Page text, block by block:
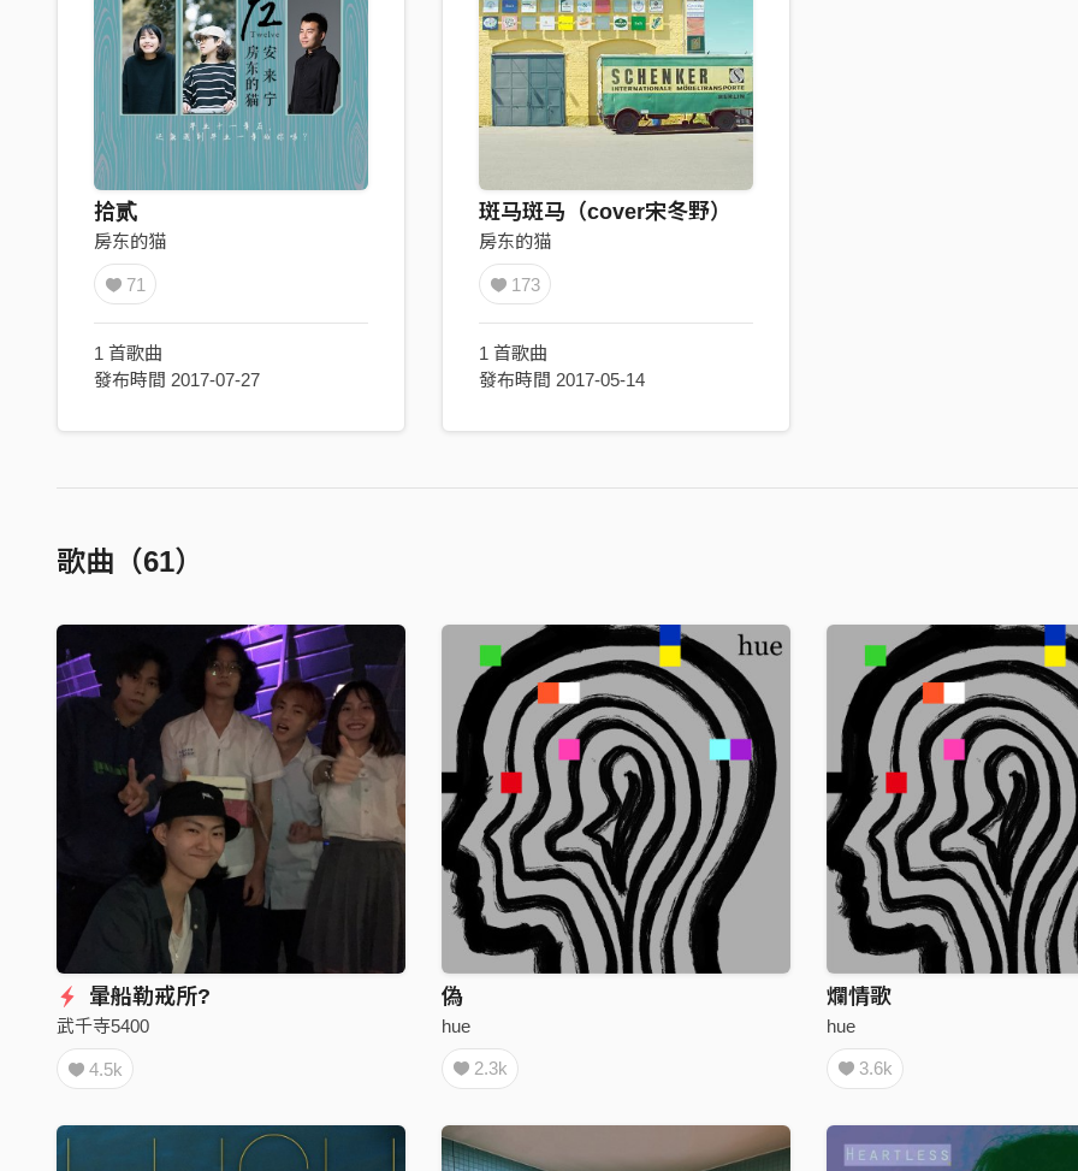
拾贰
房东的猫
71
1 首歌曲
發布時間 2017-07-27
斑马斑马（cover宋冬野）
房东的猫
173
1 首歌曲
發布時間 2017-05-14
歌曲（61）
暈船勒戒所?
武千寺5400
4.5k
偽
hue
2.3k
爛情歌
hue
3.6k